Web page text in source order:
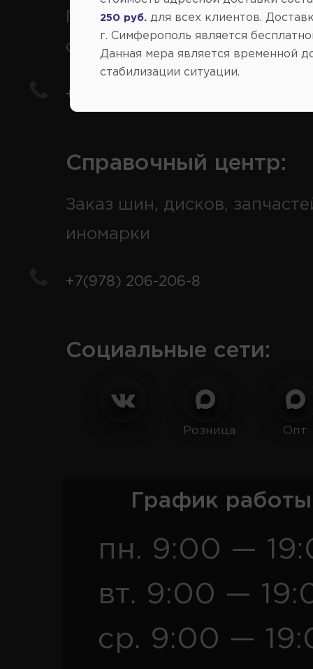
Продажа запчастей на
отечественные авто
+7(978) 206-206-5
Справочный центр:
Заказ шин, дисков,
иномарки
+7(978) 206-206-8
Социальные сети:
Розница Опт
График
пн. 9:00 —
вт. 9:00 —
ср. 9:00 —
250 руб.
для всех клиентов.
г. Симферополь является
Данная мера является временной
стабилизации ситуации.